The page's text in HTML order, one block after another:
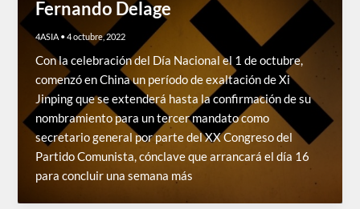
Fernando Delage
4ASIA •4 octubre, 2022
Con la celebración del Día Nacional el 1 de octubre,
comenzó en China un período de exaltación de Xi
Jinping que se extenderá hasta la confirmación de su
nombramiento para un tercer mandato como
secretario general por parte del XX Congreso del
Partido Comunista, cónclave que arrancará el día 16
para concluir una semana más